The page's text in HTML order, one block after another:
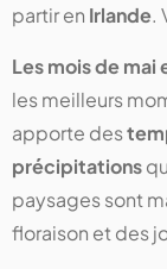
partir en Irlande.
Les mois de mai
les meilleurs
apporte des
précipitations
paysages sont
floraison et des